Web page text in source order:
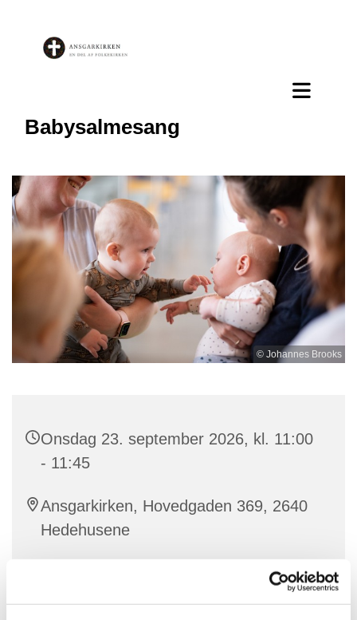
Babysalmesang
© Johannes Brooks
Onsdag 23. september 2026, kl. 11:00
- 11:45
Ansgarkirken, Hovedgaden 369, 2640
Hedehusene